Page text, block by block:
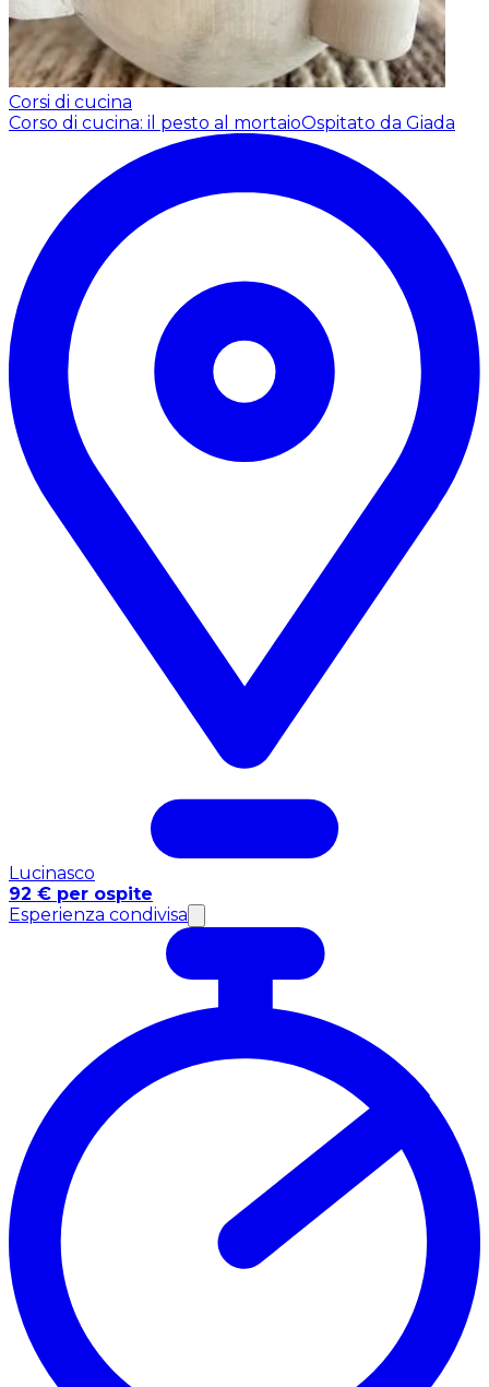
Corsi di cucina
Corso di cucina: il pesto al mortaioOspitato da Giada
Lucinasco
92 € per ospite
Esperienza condivisa